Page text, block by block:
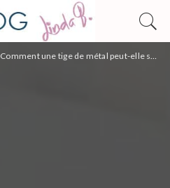
Comment une tige de métal peut-elle sauver votre chauffe-eau ?